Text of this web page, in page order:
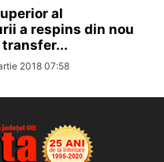
al
a respins din nou
transfer...
2018 07:58